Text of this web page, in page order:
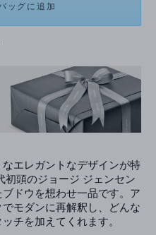
ッグに追加
エレガントなデザインが特
頭のジョージ ジェンセン
ドウを想わせ一品です。ア
モダンに再解釈し、どんな
チを加えてくれます。